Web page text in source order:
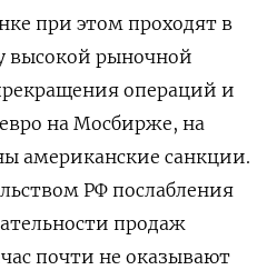
при этом проходят в
высокой рыночной
операций и
на Мосбирже, на
американские санкции.
РФ послабления
продаж
почти не оказывают